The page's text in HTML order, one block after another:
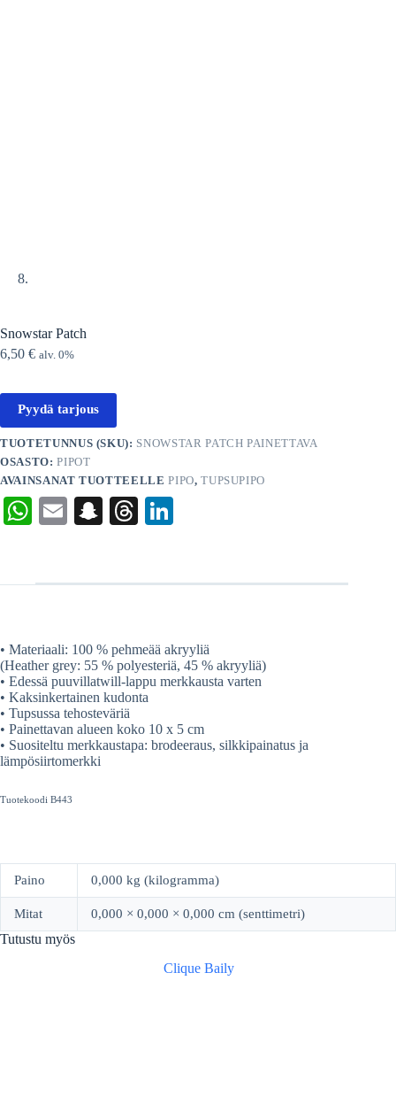
Snowstar Patch
6,50 € alv. 0%
Pyydä tarjous
TUOTETUNNUS (SKU): SNOWSTAR PATCH PAINETTAVA
OSASTO:PIPOT
AVAINSANAT TUOTTEELLEPIPO,TUPSUPIPO
W
A
E
S
ha
T
ds In
• Materiaali: 100 % pehmeää akryyliä
(Heather grey: 55 % polyesteriä, 45 % akryyliä)
• Edessä puuvillatwill-lappu merkkausta varten
• Kaksinkertainen kudonta
• Tupsussa tehosteväriä
• Painettavan alueen koko 10 x 5 cm
• Suositeltu merkkaustapa: brodeeraus, silkkipainatus ja
lämpösiirtomerkki
Tuotekoodi B443
Paino 0,000 kg (kilogramma)
Mitat 0,000 × 0,000 × 0,000 cm (senttimetri)
Tutustu myös